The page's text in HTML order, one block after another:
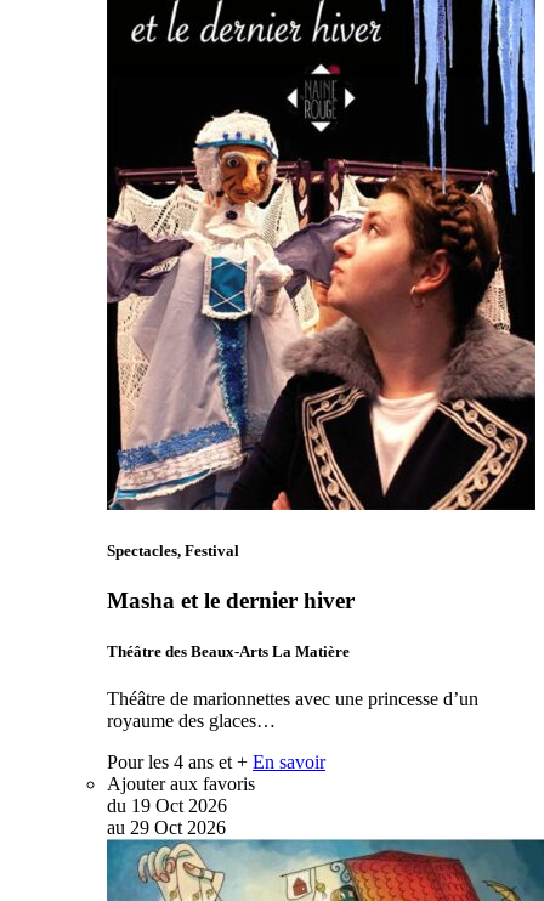
Spectacles, Festival
Masha et le dernier hiver
Théâtre des Beaux-Arts La Matière
Théâtre de marionnettes avec une princesse d’un
royaume des glaces…
Pour les 4 ans et + En savoir
Ajouter aux favoris
du 19 Oct 2026
au 29 Oct 2026